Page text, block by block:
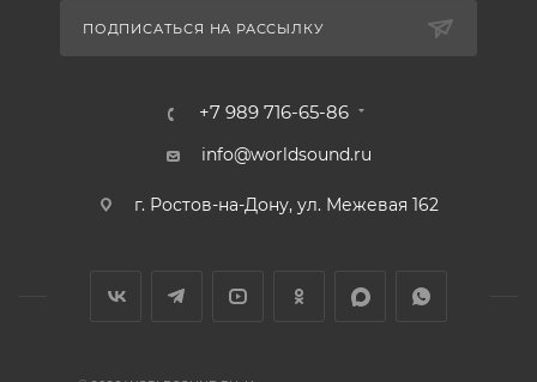
ПОДПИСАТЬСЯ НА РАССЫЛКУ
+7 989 716-65-86
info@worldsound.ru
г. Ростов-на-Дону, ул. Межевая 162